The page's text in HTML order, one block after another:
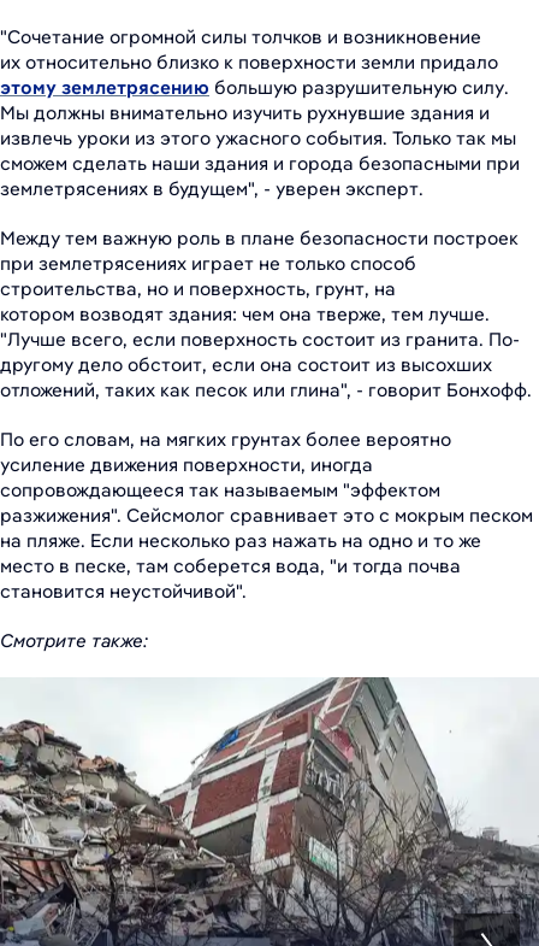
"Сочетание огромной силы толчков и возникновение
их относительно близко к поверхности земли придало
этому землетрясению большую разрушительную силу.
Мы должны внимательно изучить рухнувшие здания и
извлечь уроки из этого ужасного события. Только так мы
сможем сделать наши здания и города безопасными при
землетрясениях в будущем", - уверен эксперт.
Между тем важную роль в плане безопасности построек
при землетрясениях играет не только способ
строительства, но и поверхность, грунт, на
котором возводят здания: чем она тверже, тем лучше.
"Лучше всего, если поверхность состоит из гранита. По-
другому дело обстоит, если она состоит из высохших
отложений, таких как песок или глина", - говорит Бонхофф.
По его словам, на мягких грунтах более вероятно
усиление движения поверхности, иногда
сопровождающееся так называемым "эффектом
разжижения". Сейсмолог сравнивает это с мокрым песком
на пляже. Если несколько раз нажать на одно и то же
место в песке, там соберется вода, "и тогда почва
становится неустойчивой".
Смотрите также: